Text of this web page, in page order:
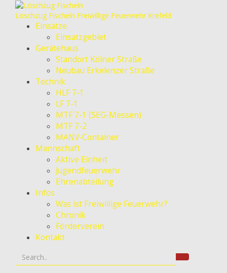
Löschzug Fischeln Freiwillige Feuerwehr Krefeld
Einsätze
Einsatzgebiet
Gerätehaus
Standort Kölner Straße
Neubau Erkelenzer Straße
Technik
HLF 7-1
LF 7-1
MTF 7-1 (SEG-Messen)
MTF 7-2
MANV-Container
Mannschaft
Aktive Einheit
Jugendfeuerwehr
Ehrenabteilung
Infos
Was ist Freiwillige Feuerwehr?
Chronik
Förderverein
Kontakt